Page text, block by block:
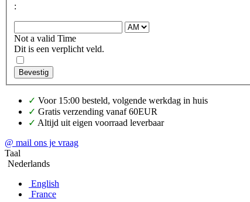
:
Not a valid Time
Dit is een verplicht veld.
Bevestig
✓ Voor 15:00 besteld, volgende werkdag in huis
✓ Gratis verzending vanaf 60EUR
✓ Altijd uit eigen voorraad leverbaar
@ mail ons je vraag
Taal
Nederlands
English
France